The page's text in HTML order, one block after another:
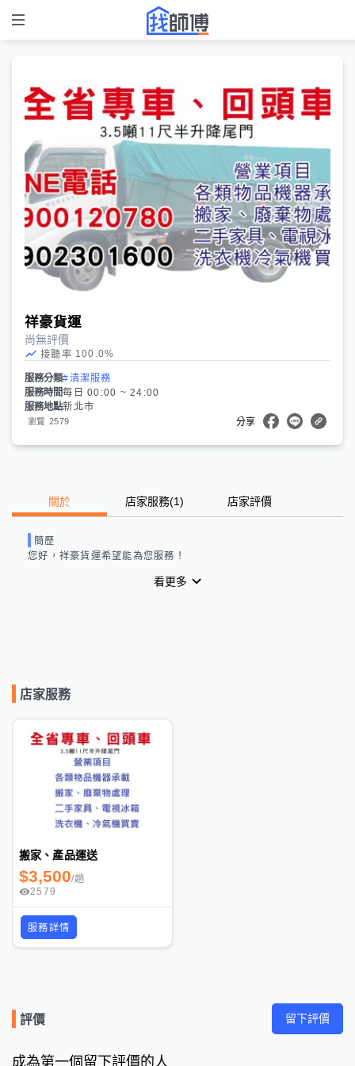
祥豪貨運
尚無評價
接聽率 100.0%
服務分類#清潔服務
服務時間每日 00:00 ~ 24:00
服務地點新北市
瀏覽 2579 分享
關於 店家服務(1) 店家評價
簡歷
您好， 祥豪貨運希望能為您服務！
看更多
店家服務
搬家、產品運送
$3,500/趟
2579
服務詳情
評價 留下評價
成為第一個留下評價的人